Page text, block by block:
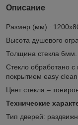
Описание
Размер (мм) :
Высота душевого
Толщина стекла 6мм.
Стекло обработано
покрытием easy clean.
Цвет стекла –
Технические
Тип дверей: